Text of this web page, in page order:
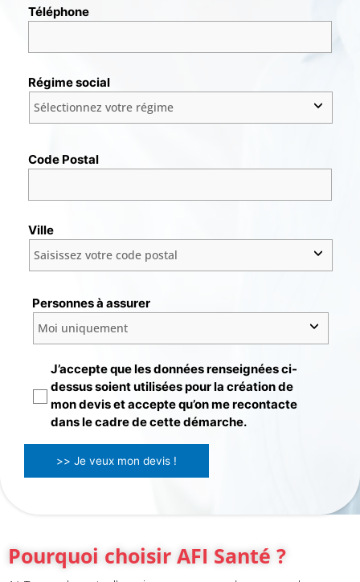
Téléphone
Régime social
Code Postal
Ville
Personnes à assurer
J’accepte que les données renseignées ci-
dessus soient utilisées pour la création de
mon devis et accepte qu’on me recontacte
dans le cadre de cette démarche.
>> Je veux mon devis !
Pourquoi choisir AFI Santé ?